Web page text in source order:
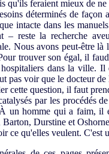
qu'ils feraient mieux de
déterminés de façon
intacte dans les
– reste la recherche
Nous avons peut-être là
trouver son égal, il
dans la ville.
pas voir que le docteur
cette question, il faut
par les procédés
un homme qui a faim, il
Durstine et Oshorne
ce qu'elles veulent. C'est